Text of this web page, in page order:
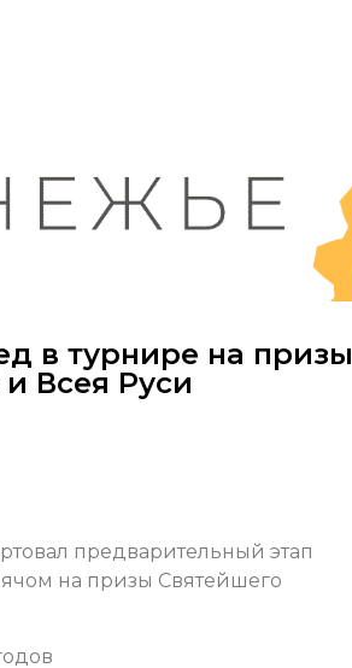
в турнире на призы
Всея Руси
предварительный этап
на призы Святейшего